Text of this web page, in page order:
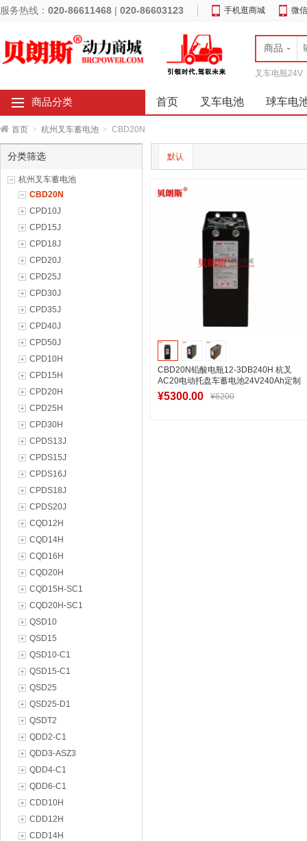
服务热线： 020-86611468 | 020-86603123 手机逛商城 微
商品
叉车电瓶24V
商品分类 首页 叉车电池 球车电
首页 > 杭州叉车蓄电池 > CBD20N
分类筛选
杭州叉车蓄电池
CBD20N
CPD10J
CPD15J
CPD18J
CPD20J
CPD25J
CPD30J
CPD35J
CPD40J
CPD50J
CPD10H
CPD15H
CPD20H
CPD25H
CPD30H
CPDS13J
CPDS15J
CPDS16J
CPDS18J
CPDS20J
CQD12H
CQD14H
CQD16H
CQD20H
CQD15H-SC1
CQD20H-SC1
QSD10
QSD15
QSD10-C1
QSD15-C1
QSD25
QSD25-D1
QSDT2
QDD2-C1
QDD3-ASZ3
QDD4-C1
QDD6-C1
CDD10H
CDD12H
CDD14H
默认
CBD20N铅酸电瓶12-3DB240H 杭叉
AC20电动托盘车蓄电池24V240Ah定制
款式
¥5300.00 ¥6200